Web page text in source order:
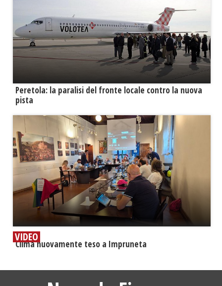
Peretola: la paralisi del fronte locale contro la nuova
pista
VIDEO
​Clima nuovamente teso a Impruneta